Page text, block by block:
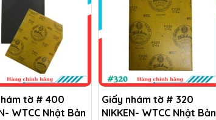
tờ # 400
WTCC Nhật Bản
Giấy nhám tờ # 320
NIKKEN- WTCC Nhật Bản